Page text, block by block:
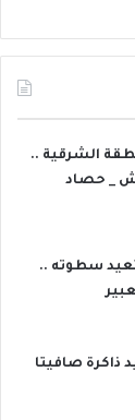
الشرقية ..
_ حصاد
سطوته ..
ذاكرة صافيتا